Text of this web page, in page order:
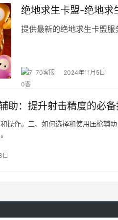
绝地求生卡盟-绝地求
提供最新的绝地求生卡盟服
70客服 2024年11月5日
助：提升射击精度的必
操作。三、如何选择和使用压枪辅